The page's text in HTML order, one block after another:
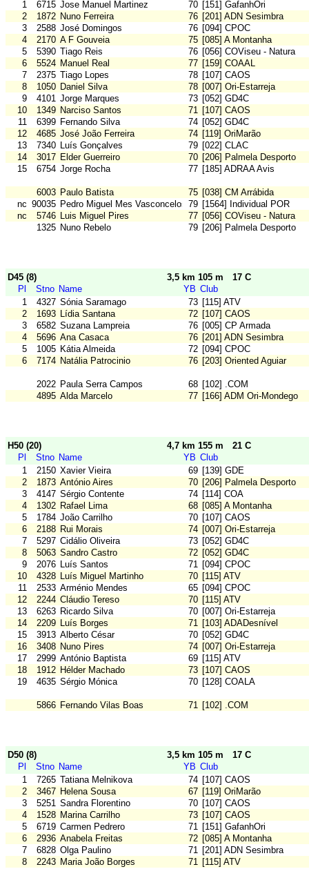
1 6715 Jose Manuel Martinez 70 [151] GafanhOri
2
1872 Nuno Ferreira 76 [201] ADN Sesimbra
3
2588 José Domingos 76 [094] CPOC
4
2170 A F Gouveia 75 [085] A Montanha
5
5390 Tiago Reis 76 [056] COViseu - Natura
6
5524 Manuel Real 77 [159] COAAL
7
2375 Tiago Lopes 78 [107] CAOS
8
1050 Daniel Silva 78 [007] Ori-Estarreja
9
4101 Jorge Marques 73 [052] GD4C
10
1349 Narciso Santos 71 [107] CAOS
11
6399 Fernando Silva 74 [052] GD4C
12
4685 José João Ferreira 74 [119] OriMarão
13
7340 Luís Gonçalves 79 [022] CLAC
14
3017 Elder Guerreiro 70 [206] Palmela Desporto
15
6754 Jorge Rocha 77 [185] ADRAA Avis
6003 Paulo Batista 75 [038] CM Arrábida
nc 90035 Pedro Miguel Mes Vasconcelos 79 [1564] Individual POR
nc
5746 Luis Miguel Pires 77 [056] COViseu - Natura
1325 Nuno Rebelo 79 [206] Palmela Desporto
D45 (8) 3,5 km 105 m
17 C
Pl
Stno Name YB Club
1
4327 Sónia Saramago 73 [115] ATV
2
1693 Lídia Santana 72 [107] CAOS
3
6582 Suzana Lampreia 76 [005] CP Armada
4
5696 Ana Casaca 76 [201] ADN Sesimbra
5
1005 Kátia Almeida 72 [094] CPOC
6
7174 Natália Patrocinio 76 [203] Oriented Aguiar
2022 Paula Serra Campos 68 [102] .COM
4895 Alda Marcelo 77 [166] ADM Ori-Mondego
H50 (20) 4,7 km 155 m
21 C
Pl
Stno Name YB Club
1
2150 Xavier Vieira 69 [139] GDE
2
1873 António Aires 70 [206] Palmela Desporto
3
4147 Sérgio Contente 74 [114] COA
4
1302 Rafael Lima 68 [085] A Montanha
5
1784 João Carrilho 70 [107] CAOS
6
2188 Rui Morais 74 [007] Ori-Estarreja
7
5297 Cidálio Oliveira 73 [052] GD4C
8
5063 Sandro Castro 72 [052] GD4C
9
2076 Luís Santos 71 [094] CPOC
10
4328 Luís Miguel Martinho 70 [115] ATV
11
2533 Arménio Mendes 65 [094] CPOC
12
2244 Cláudio Tereso 70 [115] ATV
13
6263 Ricardo Silva 70 [007] Ori-Estarreja
14
2209 Luís Borges 71 [103] ADADesnível
15
3913 Alberto César 70 [052] GD4C
16
3408 Nuno Pires 74 [007] Ori-Estarreja
17
2999 António Baptista 69 [115] ATV
18
1912 Hélder Machado 73 [107] CAOS
19
4635 Sérgio Mónica 70 [128] COALA
5866 Fernando Vilas Boas 71 [102] .COM
D50 (8) 3,5 km 105 m
17 C
Pl
Stno Name YB Club
1
7265 Tatiana Melnikova 74 [107] CAOS
2
3467 Helena Sousa 67 [119] OriMarão
3
5251 Sandra Florentino 70 [107] CAOS
4
1528 Marina Carrilho 73 [107] CAOS
5
6719 Carmen Pedrero 71 [151] GafanhOri
6
2936 Anabela Freitas 72 [085] A Montanha
7
6828 Olga Paulino 71 [201] ADN Sesimbra
8
2243 Maria João Borges 71 [115] ATV